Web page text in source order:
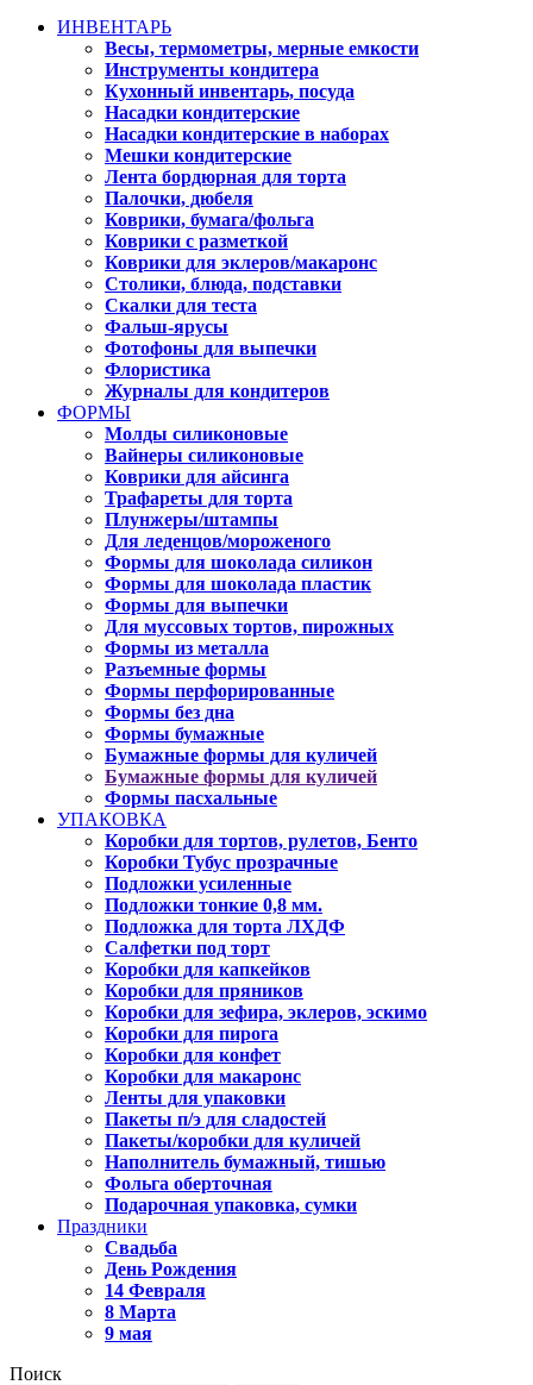
ИНВЕНТАРЬ
Весы, термометры, мерные емкости
Инструменты кондитера
Кухонный инвентарь, посуда
Насадки кондитерские
Насадки кондитерские в наборах
Мешки кондитерские
Лента бордюрная для торта
Палочки, дюбеля
Коврики, бумага/фольга
Коврики с разметкой
Коврики для эклеров/макаронс
Столики, блюда, подставки
Скалки для теста
Фальш-ярусы
Фотофоны для выпечки
Флористика
Журналы для кондитеров
ФОРМЫ
Молды силиконовые
Вайнеры силиконовые
Коврики для айсинга
Трафареты для торта
Плунжеры/штампы
Для леденцов/мороженого
Формы для шоколада силикон
Формы для шоколада пластик
Формы для выпечки
Для муссовых тортов, пирожных
Формы из металла
Разъемные формы
Формы перфорированные
Формы без дна
Формы бумажные
Бумажные формы для куличей
Бумажные формы для куличей
Формы пасхальные
УПАКОВКА
Коробки для тортов, рулетов, Бенто
Коробки Тубус прозрачные
Подложки усиленные
Подложки тонкие 0,8 мм.
Подложка для торта ЛХДФ
Салфетки под торт
Коробки для капкейков
Коробки для пряников
Коробки для зефира, эклеров, эскимо
Коробки для пирога
Коробки для конфет
Коробки для макаронс
Ленты для упаковки
Пакеты п/э для сладостей
Пакеты/коробки для куличей
Наполнитель бумажный, тишью
Фольга оберточная
Подарочная упаковка, сумки
Праздники
Свадьба
День Рождения
14 Февраля
8 Марта
9 мая
Поиск